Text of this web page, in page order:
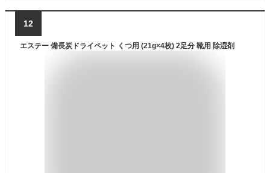
12
エステー 備長炭ドライペット くつ用 (21g×4枚) 2足分 靴用 除湿剤